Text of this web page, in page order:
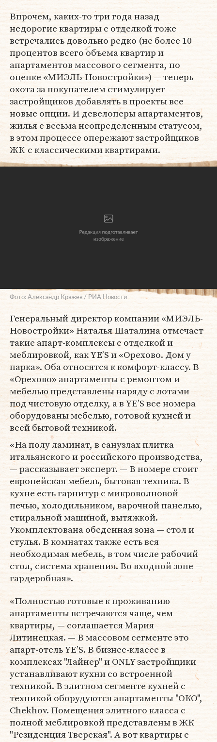
Впрочем, каких-то три года назад
недорогие квартиры с отделкой тоже
встречались довольно редко (не более 10
процентов всего объема квартир и
апартаментов массового сегмента, по
оценке «МИЭЛЬ-Новостройки») — теперь
охота за покупателем стимулирует
застройщиков добавлять в проекты все
новые опции. И девелоперы апартаментов,
жилья с весьма неопределенным статусом,
в этом процессе опережают застройщиков
ЖК с классическими квартирами.
Фото: Александр Кряжев / РИА Новости
Генеральный директор компании «МИЭЛЬ-
Новостройки» Наталья Шаталина отмечает
такие апарт-комплексы с отделкой и
меблировкой, как YE’S и «Орехово. Дом у
парка». Оба относятся к комфорт-классу. В
«Орехово» апартаменты с ремонтом и
мебелью представлены наряду с лотами
под чистовую отделку, а в YE’S все номера
оборудованы мебелью, готовой кухней и
всей бытовой техникой.
«На полу ламинат, в санузлах плитка
итальянского и российского производства,
— рассказывает эксперт. — В номере стоит
европейская мебель, бытовая техника. В
кухне есть гарнитур с микроволновой
печью, холодильником, варочной панелью,
стиральной машиной, вытяжкой.
Укомплектована обеденная зона — стол и
стулья. В комнатах также есть вся
необходимая мебель, в том числе рабочий
стол, система хранения. Во входной зоне —
гардеробная».
«Полностью готовые к проживанию
апартаменты встречаются чаще, чем
квартиры, — соглашается Мария
Литинецкая. — В массовом сегменте это
апарт-отель YE’S. В бизнес-классе в
комплексах "Лайнер" и ONLY застройщики
устанавливают кухни со встроенной
техникой. В элитном сегменте кухней с
техникой оборудуются апартаменты "ОКО",
Chekhov. Помещения элитного класса с
полной меблировкой представлены в ЖК
"Резиденция Тверская". А вот квартиры с